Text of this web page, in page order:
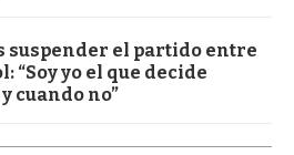
suspender el partido entre
“Soy yo el que decide
cuando no”